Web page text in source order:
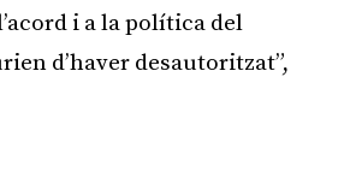
i a la política del
d’haver desautoritzat”,